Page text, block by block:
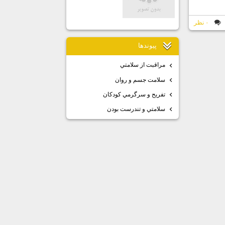
۰ نظر
پيوندها
مراقبت از سلامتي
سلامت جسم و روان
تفريح و سرگرمي كودكان
سلامتي و تندرست بودن